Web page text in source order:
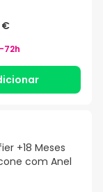
€
72h
+18 Meses
com Anel